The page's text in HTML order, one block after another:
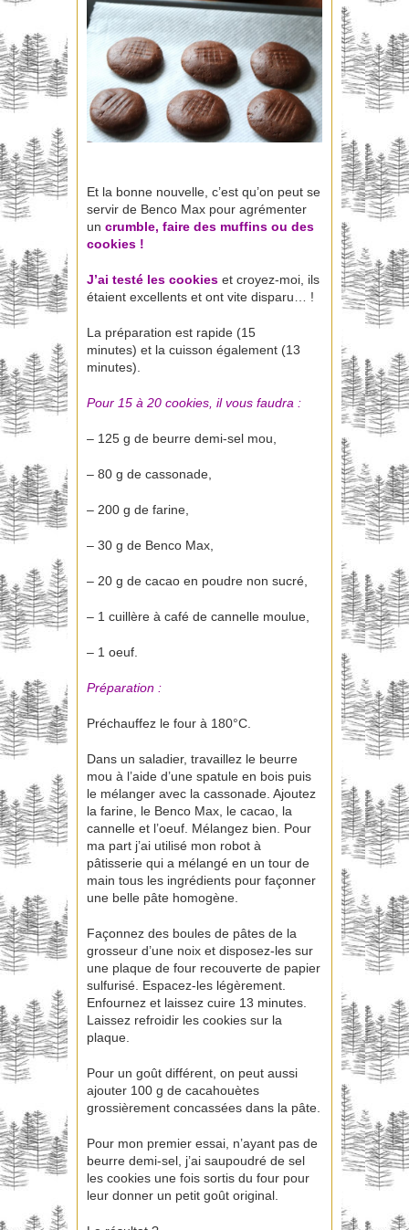
Et la bonne nouvelle, c’est qu’on peut se
servir de Benco Max pour agrémenter
un crumble, faire des muffins ou des
cookies !
J’ai testé les cookies et croyez-moi, ils
étaient excellents et ont vite disparu… !
La préparation est rapide (15
minutes) et la cuisson également (13
minutes).
Pour 15 à 20 cookies, il vous faudra :
– 125 g de beurre demi-sel mou,
– 80 g de cassonade,
– 200 g de farine,
– 30 g de Benco Max,
– 20 g de cacao en poudre non sucré,
– 1 cuillère à café de cannelle moulue,
– 1 oeuf.
Préparation :
Préchauffez le four à 180°C.
Dans un saladier, travaillez le beurre
mou à l’aide d’une spatule en bois puis
le mélanger avec la cassonade. Ajoutez
la farine, le Benco Max, le cacao, la
cannelle et l’oeuf. Mélangez bien. Pour
ma part j’ai utilisé mon robot à
pâtisserie qui a mélangé en un tour de
main tous les ingrédients pour façonner
une belle pâte homogène.
Façonnez des boules de pâtes de la
grosseur d’une noix et disposez-les sur
une plaque de four recouverte de papier
sulfurisé. Espacez-les légèrement.
Enfournez et laissez cuire 13 minutes.
Laissez refroidir les cookies sur la
plaque.
Pour un goût différent, on peut aussi
ajouter 100 g de cacahouètes
grossièrement concassées dans la pâte.
Pour mon premier essai, n’ayant pas de
beurre demi-sel, j’ai saupoudré de sel
les cookies une fois sortis du four pour
leur donner un petit goût original.